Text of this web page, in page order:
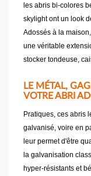
les abris bi-colores
skylight ont un look
Adossés à la
une véritable
stocker tondeuse,
LE MÉTAL,
VOTRE ABRI
Pratiques, ces abris
galvanisé, voire en
leur permet d'être
la galvanisation
hyper-résistants et